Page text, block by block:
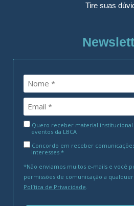
Tire suas
Quero receber material institucional
eventos da LBCA
Concordo em receber
interesses.*
*Não enviamos muitos e-mails e você
permissões de comunicação a
Política de Privacidade.